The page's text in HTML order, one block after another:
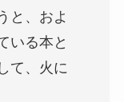
と、およ
いる本と
て、火に